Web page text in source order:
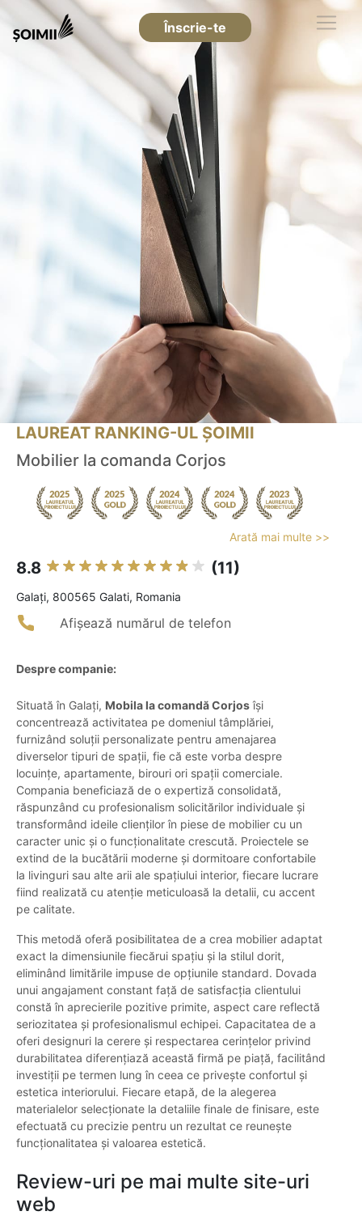
Înscrie-te
LAUREAT RANKING-UL ȘOIMII
Mobilier la comanda Corjos
Arată mai multe >>
8.8 (11)
Galaţi, 800565 Galati, Romania
Afișează numărul de telefon
Despre companie:
Situată în Galați, Mobila la comandă Corjosîși
concentrează activitatea pe domeniul tâmplăriei,
furnizând soluții personalizate pentru amenajarea
diverselor tipuri de spații, fie că este vorba despre
locuințe, apartamente, birouri ori spații comerciale.
Compania beneficiază de o expertiză consolidată,
răspunzând cu profesionalism solicitărilor individuale și
transformând ideile clienților în piese de mobilier cu un
caracter unic și o funcționalitate crescută. Proiectele se
extind de la bucătării moderne și dormitoare confortabile
la livinguri sau alte arii ale spațiului interior, fiecare lucrare
fiind realizată cu atenție meticuloasă la detalii, cu accent
pe calitate.
This metodă oferă posibilitatea de a crea mobilier adaptat
exact la dimensiunile fiecărui spațiu și la stilul dorit,
eliminând limitările impuse de opțiunile standard. Dovada
unui angajament constant față de satisfacția clientului
constă în aprecierile pozitive primite, aspect care reflectă
seriozitatea și profesionalismul echipei. Capacitatea de a
oferi designuri la cerere și respectarea cerințelor privind
durabilitatea diferențiază această firmă pe piață, facilitând
investiții pe termen lung în ceea ce privește confortul și
estetica interiorului. Fiecare etapă, de la alegerea
materialelor selecționate la detaliile finale de finisare, este
efectuată cu precizie pentru un rezultat ce reunește
funcționalitatea și valoarea estetică.
Review-uri pe mai multe site-uri
web